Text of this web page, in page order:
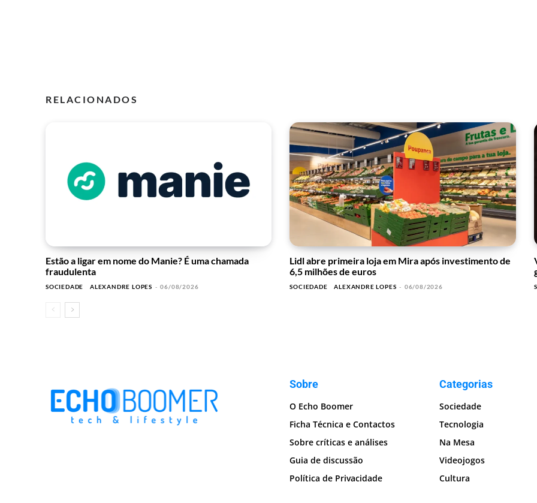
RELACIONADOS
Estão a ligar em nome do Manie? É uma chamada
fraudulenta
SOCIEDADE ALEXANDRE LOPES - 06/08/2026
Lidl abre primeira loja em Mira após investimento de
6,5 milhões de euros
SOCIEDADE ALEXANDRE LOPES - 06/08/2026
Sobre
O Echo Boomer
Ficha Técnica e Contactos
Sobre críticas e análises
Guia de discussão
Política de Privacidade
Categorias
Sociedade
Tecnologia
Na Mesa
Videojogos
Cultura